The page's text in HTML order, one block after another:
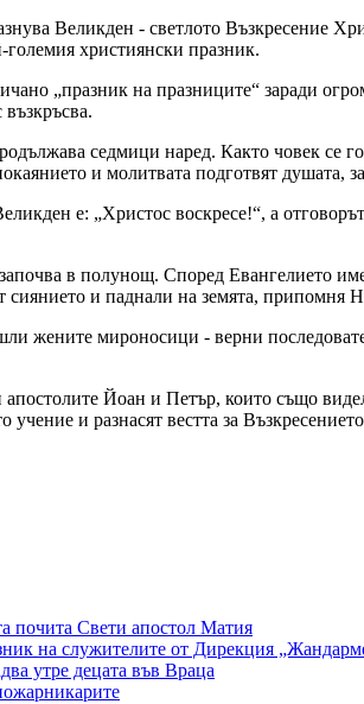
Великден - светлото Възкресение
християнски празник.
„празник на празниците“ заради
седмици наред. Както човек се
и молитвата подготвят
е: „Христос воскресе!“, а
в полунощ. Според Евангелието
сиянието и паднали на земята, припомня
жените мироносици - верни
Йоан и Петър, които също
и разнасят вестта за
почита Свети апостол Матия
на служителите от Дирекция
утре децата във Враца